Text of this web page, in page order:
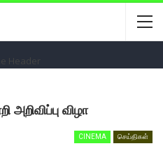
அறிவிப்பு விழா
CINEMA செய்திகள்